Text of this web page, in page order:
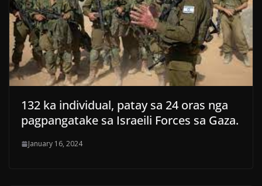
132 ka individual, patay sa 24 oras nga
pagpangatake sa Israeili Forces sa Gaza.
January 16, 2024